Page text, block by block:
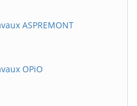
ASPREMONT
OPiO